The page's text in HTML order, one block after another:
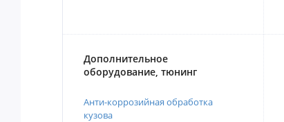
Дополнительное
оборудование, тюнинг
Анти-коррозийная обработка
кузова